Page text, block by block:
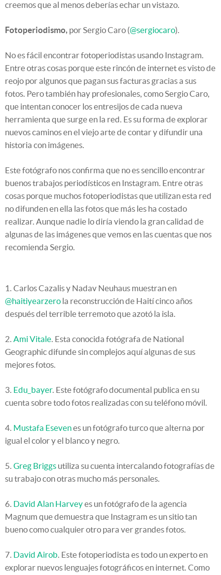
creemos que al menos deberías echar un vistazo.
Fotoperiodismo, por Sergio Caro (@sergiocaro).
No es fácil encontrar fotoperiodistas usando Instagram.
Entre otras cosas porque este rincón de internet es visto de
reojo por algunos que pagan sus facturas gracias a sus
fotos. Pero también hay profesionales, como Sergio Caro,
que intentan conocer los entresijos de cada nueva
herramienta que surge en la red. Es su forma de explorar
nuevos caminos en el viejo arte de contar y difundir una
historia con imágenes.
Este fotógrafo nos confirma que no es sencillo encontrar
buenos trabajos periodísticos en Instagram. Entre otras
cosas porque muchos fotoperiodistas que utilizan esta red
no difunden en ella las fotos que más les ha costado
realizar. Aunque nadie lo diría viendo la gran calidad de
algunas de las imágenes que vemos en las cuentas que nos
recomienda Sergio.
1. Carlos Cazalis y Nadav Neuhaus muestran en
@haitiyearzero la reconstrucción de Haití cinco años
después del terrible terremoto que azotó la isla.
2. Ami Vitale. Esta conocida fotógrafa de National
Geographic difunde sin complejos aquí algunas de sus
mejores fotos.
3. Edu_bayer. Este fotógrafo documental publica en su
cuenta sobre todo fotos realizadas con su teléfono móvil.
4. Mustafa Esevenes un fotógrafo turco que alterna por
igual el color y el blanco y negro.
5. Greg Briggs utiliza su cuenta intercalando fotografías de
su trabajo con otras mucho más personales.
6. David Alan Harveyes un fotógrafo de la agencia
Magnum que demuestra que Instagram es un sitio tan
bueno como cualquier otro para ver grandes fotos.
7. David Airob. Este fotoperiodista es todo un experto en
explorar nuevos lenguajes fotográficos en internet. Como